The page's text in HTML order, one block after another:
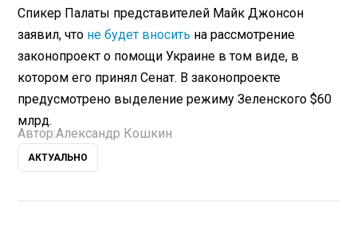
Спикер Палаты представителей Майк Джонсон
заявил, что не будет вносить на рассмотрение
законопроект о помощи Украине в том виде, в
котором его принял Сенат. В законопроекте
предусмотрено выделение режиму Зеленского $60
млрд.
Автор:Александр Кошкин
АКТУАЛЬНО